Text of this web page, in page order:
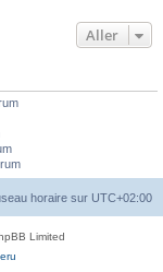
Aller
horaire sur UTC+02:00
Limited